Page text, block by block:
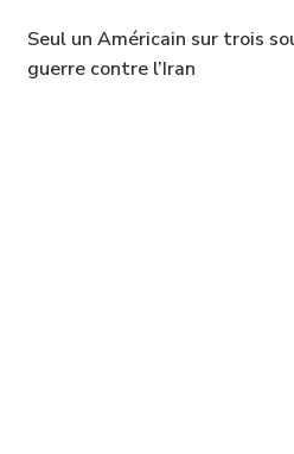
Seul un Américain sur trois
guerre contre l’Iran